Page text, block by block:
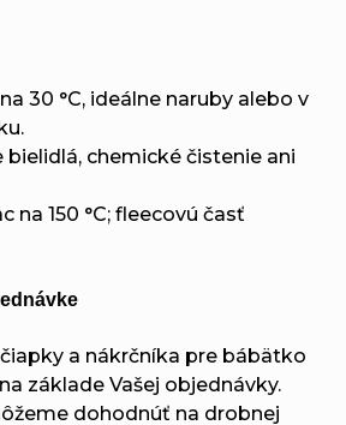
30 °C, ideálne naruby alebo v
bielidlá, chemické čistenie ani
na 150 °C; fleecovú časť
a nákrčníka pre bábätko
základe Vašej objednávky.
dohodnúť na drobnej